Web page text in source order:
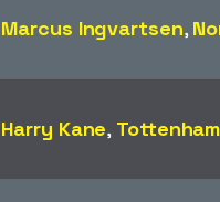
Marcus Ingvartsen,
Harry Kane, Tottenham